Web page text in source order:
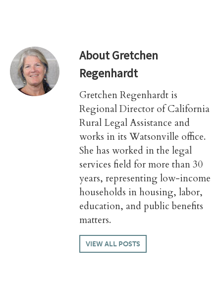
AboutGretchen
Regenhardt
Gretchen Regenhardt is
Regional Director of California
Rural Legal Assistance and
works in its Watsonville office.
She has worked in the legal
services field for more than 30
years, representing low-income
households in housing, labor,
education, and public benefits
matters.
VIEW ALL POSTS